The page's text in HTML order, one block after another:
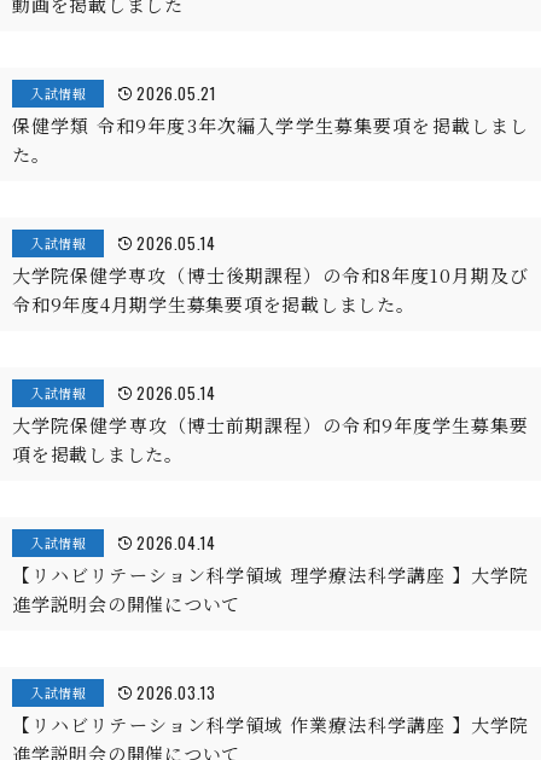
入試情報 2026.05.21
保健学類 令和9年度3年次編入学学生募集要項を掲載しまし
た。
入試情報 2026.05.14
大学院保健学専攻（博士後期課程）の令和8年度10月期及び
令和9年度4月期学生募集要項を掲載しました。
入試情報 2026.05.14
大学院保健学専攻（博士前期課程）の令和9年度学生募集要
項を掲載しました。
入試情報 2026.04.14
【リハビリテーション科学領域 理学療法科学講座 】大学院
進学説明会の開催について
入試情報 2026.03.13
【リハビリテーション科学領域 作業療法科学講座 】大学院
進学説明会の開催について